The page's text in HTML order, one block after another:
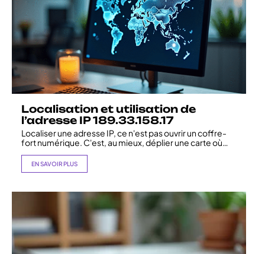
Localisation et utilisation de
l’adresse IP 189.33.158.17
Localiser une adresse IP, ce n'est pas ouvrir un coffre-
fort numérique. C'est, au mieux, déplier une carte où…
EN SAVOIR PLUS